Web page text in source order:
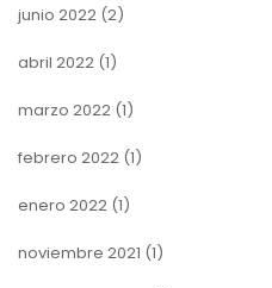
junio 2022 (2)
abril 2022 (1)
marzo 2022 (1)
febrero 2022 (1)
enero 2022 (1)
noviembre 2021 (1)